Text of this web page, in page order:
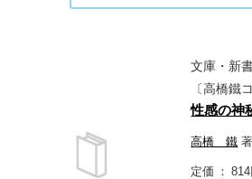
文庫・新
〔高橋鐵
性感の神
高橋 鐵 著
定価